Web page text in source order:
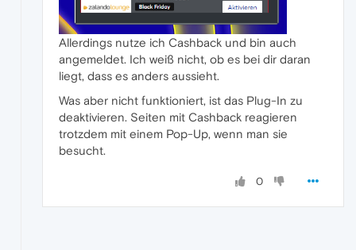
Allerdings nutze ich Cashback und bin auch
angemeldet. Ich weiß nicht, ob es bei dir daran
liegt, dass es anders aussieht.
Was aber nicht funktioniert, ist das Plug-In zu
deaktivieren. Seiten mit Cashback reagieren
trotzdem mit einem Pop-Up, wenn man sie
besucht.
0